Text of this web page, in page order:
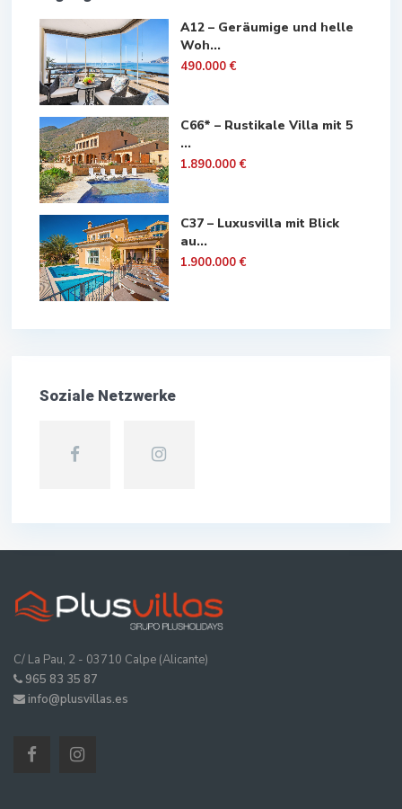
A12 – Geräumige und helle
Woh...
490.000 €
C66* – Rustikale Villa mit 5
...
1.890.000 €
C37 – Luxusvilla mit Blick
au...
1.900.000 €
Soziale Netzwerke
C/ La Pau, 2 - 03710 Calpe (Alicante)
965 83 35 87
info@plusvillas.es